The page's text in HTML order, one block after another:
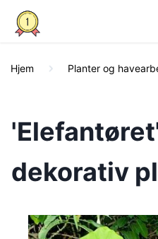
Hjem Planter og
dekorativ